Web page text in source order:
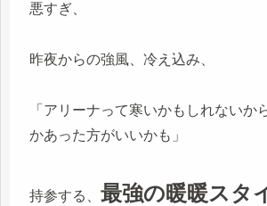
悪すぎ、
昨夜からの強風、冷え込み、
「アリーナって寒いかもしれないか
かあった方がいいかも」
持参する、 最強の暖暖スタ